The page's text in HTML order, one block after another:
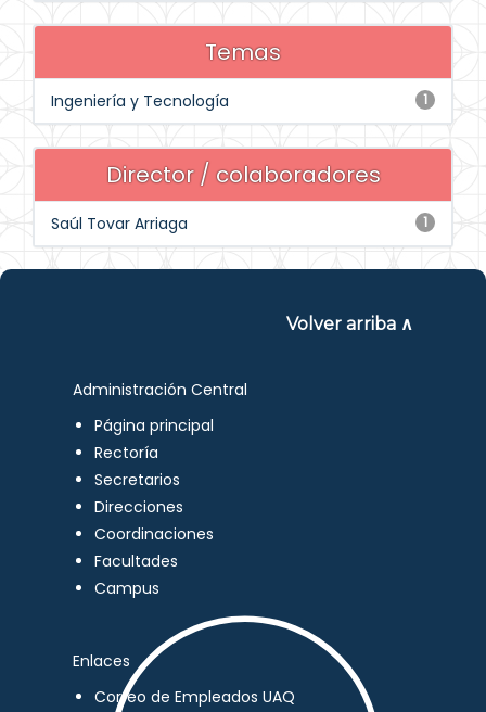
Temas
1
Ingeniería y Tecnología
Director / colaboradores
1
Saúl Tovar Arriaga
Volver arriba ∧
Administración Central
Página principal
Rectoría
Secretarios
Direcciones
Coordinaciones
Facultades
Campus
Enlaces
Correo de Empleados UAQ